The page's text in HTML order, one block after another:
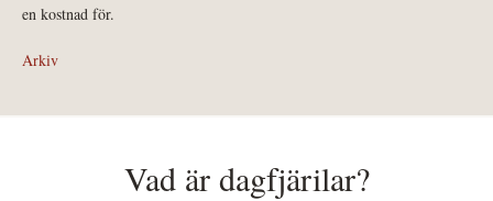
en kostnad för.
Arkiv
Vad är dagfjärilar?